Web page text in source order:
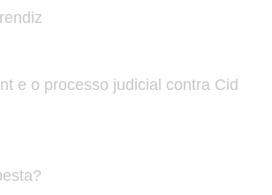
e o processo judicial contra Cid